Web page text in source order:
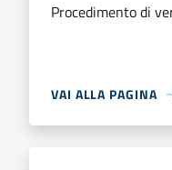
Procedimento di
VAI ALLA PAGINA